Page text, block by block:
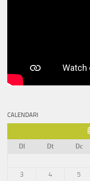
CALENDARI
Dl
Dt Dc
3
4 5